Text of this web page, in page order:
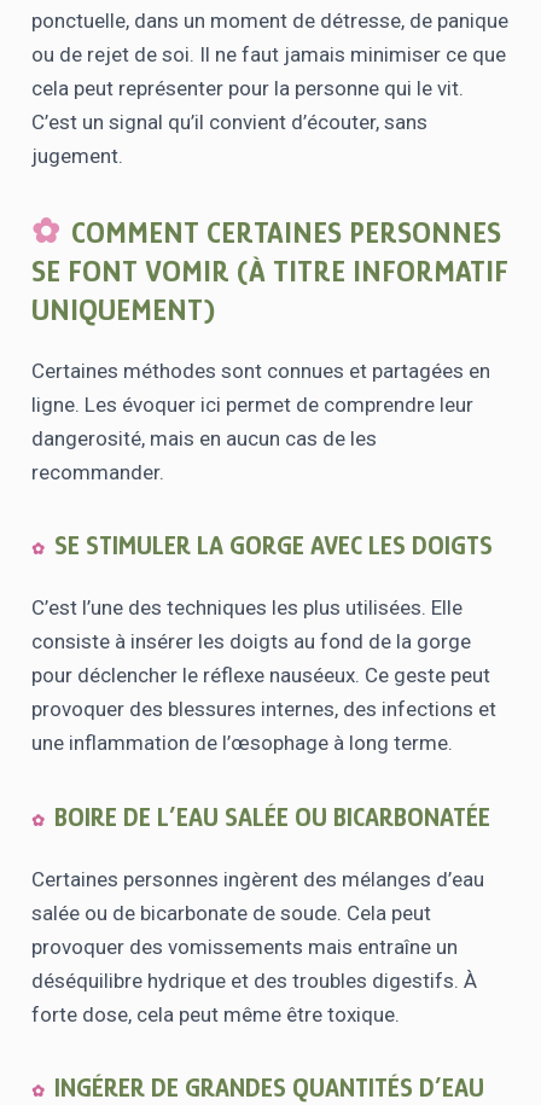
ponctuelle, dans un moment de détresse, de panique
ou de rejet de soi. Il ne faut jamais minimiser ce que
cela peut représenter pour la personne qui le vit.
C’est un signal qu’il convient d’écouter, sans
jugement.
COMMENT CERTAINES PERSONNES
SE FONT VOMIR (À TITRE INFORMATIF
UNIQUEMENT)
Certaines méthodes sont connues et partagées en
ligne. Les évoquer ici permet de comprendre leur
dangerosité, mais en aucun cas de les
recommander.
SE STIMULER LA GORGE AVEC LES DOIGTS
C’est l’une des techniques les plus utilisées. Elle
consiste à insérer les doigts au fond de la gorge
pour déclencher le réflexe nauséeux. Ce geste peut
provoquer des blessures internes, des infections et
une inflammation de l’œsophage à long terme.
BOIRE DE L’EAU SALÉE OU BICARBONATÉE
Certaines personnes ingèrent des mélanges d’eau
salée ou de bicarbonate de soude. Cela peut
provoquer des vomissements mais entraîne un
déséquilibre hydrique et des troubles digestifs. À
forte dose, cela peut même être toxique.
INGÉRER DE GRANDES QUANTITÉS D’EAU